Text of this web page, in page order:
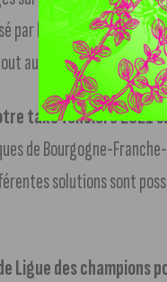
par l’Université de
au long de la journée.
taxe foncière 2021
de Bourgogne-
solutions sont
des champions